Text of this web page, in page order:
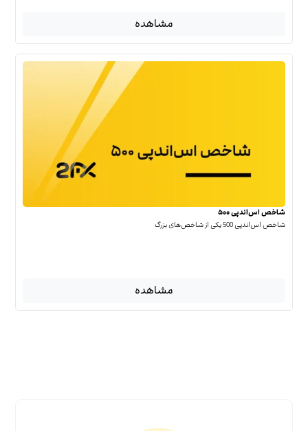
مشاهده
شاخص اس‌اندپی ۵۰۰
شاخص اس‌اند‌پی 500 یکی از شاخص‌های بزرگ
مشاهده